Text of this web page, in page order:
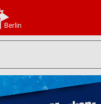
Berlin